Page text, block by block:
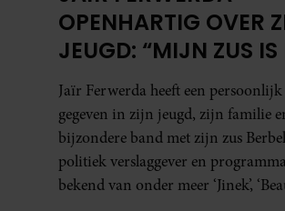
OPENHARTIG OVER
JEUGD: “MIJN ZUS
MORELE KOMPAS”
Jaïr Ferwerda heeft een
gegeven in zijn jeugd, zijn familie
bijzondere band met zijn zus
politiek verslaggever en
bekend van onder meer ‘Jinek’,